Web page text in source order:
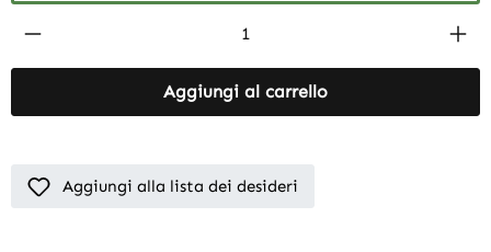
Product Quantity: Enter the desired
Aggiungi al carrello
Aggiungi alla lista dei desideri